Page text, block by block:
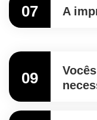
07 A
09